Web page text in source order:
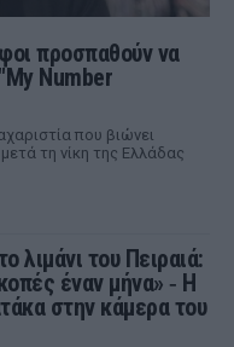
προσπαθούν να
Number
που βιώνει
τη νίκη της Ελλάδας
λιμάνι του Πειραιά:
έναν μήνα» ‑ Η
στην κάμερα του